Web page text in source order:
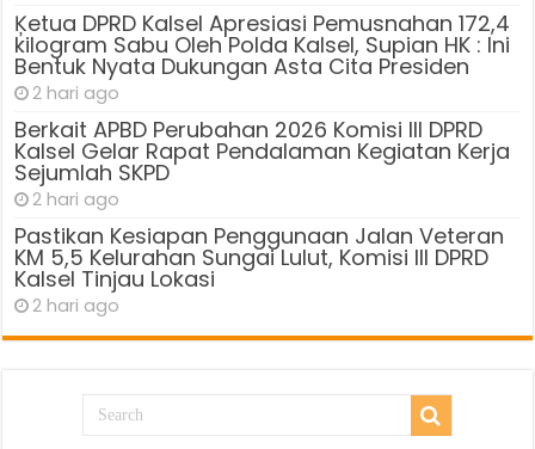
Ķetua DPRD Kalsel Apresiasi Pemusnahan 172,4
kilogram Sabu Oleh Polda Kalsel, Supian HK : Ini
Bentuk Nyata Dukungan Asta Cita Presiden
2 hari ago
Berkait APBD Perubahan 2026 Komisi III DPRD
Kalsel Gelar Rapat Pendalaman Kegiatan Kerja
Sejumlah SKPD
2 hari ago
Pastikan Kesiapan Penggunaan Jalan Veteran
KM 5,5 Kelurahan Sungai Lulut, Komisi III DPRD
Kalsel Tinjau Lokasi
2 hari ago